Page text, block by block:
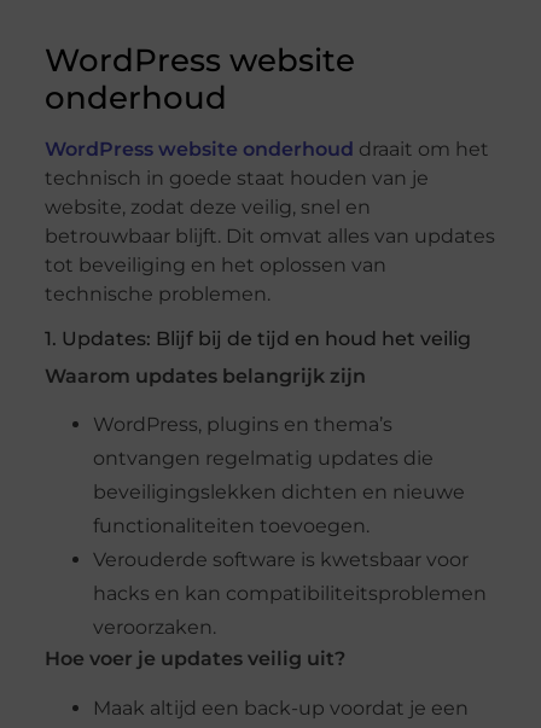
WordPress website
onderhoud
WordPress website onderhoud draait om het
technisch in goede staat houden van je
website, zodat deze veilig, snel en
betrouwbaar blijft. Dit omvat alles van updates
tot beveiliging en het oplossen van
technische problemen.
1. Updates: Blijf bij de tijd en houd het veilig
Waarom updates belangrijk zijn
WordPress, plugins en thema’s
ontvangen regelmatig updates die
beveiligingslekken dichten en nieuwe
functionaliteiten toevoegen.
Verouderde software is kwetsbaar voor
hacks en kan compatibiliteitsproblemen
veroorzaken.
Hoe voer je updates veilig uit?
Maak altijd een back-up voordat je een